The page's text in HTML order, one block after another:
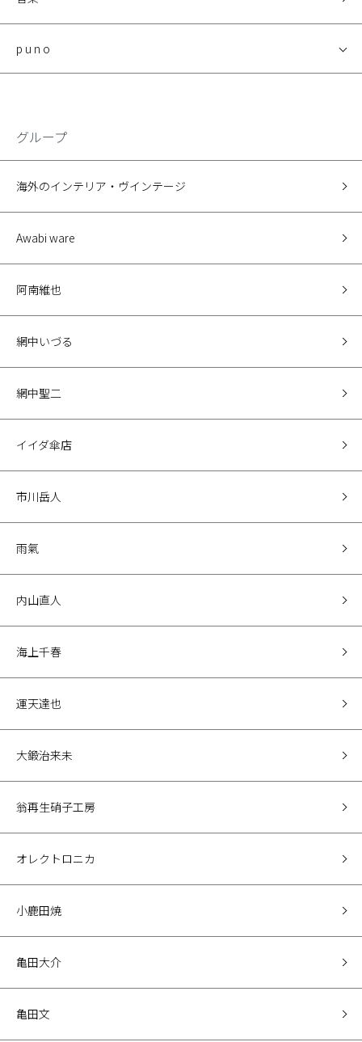
p u n o
グループ
海外のインテリア・ヴインテージ
Awabi ware
阿南維也
網中いづる
網中聖二
イイダ傘店
市川岳人
雨氣
内山直人
海上千春
運天達也
大鍛治来未
翁再生硝子工房
オレクトロニカ
小鹿田焼
亀田大介
亀田文